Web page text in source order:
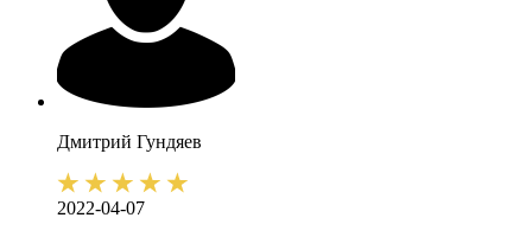
Дмитрий Гундяев
2022-04-07